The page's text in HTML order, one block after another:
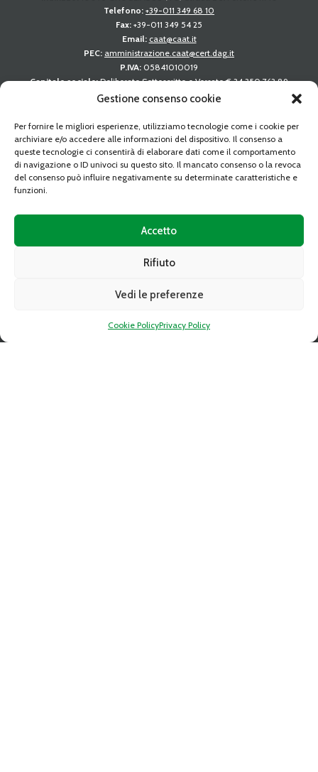
Gestione consenso cookie
Per fornire le migliori esperienze, utilizziamo tecnologie come i cookie per
archiviare e/o accedere alle informazioni del dispositivo. Il consenso a
queste tecnologie ci consentirà di elaborare dati come il comportamento
di navigazione o ID univoci su questo sito. Il mancato consenso o la revoca
del consenso può influire negativamente su determinate caratteristiche e
funzioni.
Accetto
Rifiuto
Vedi le preferenze
Cookie PolicyPrivacy Policy
Telefono: +39-011 349 68 10
Fax: +39-011 349 54 25
Email: caat@caat.it
PEC: amministrazione.caat@cert.dag.it
P.IVA: 05841010019
Capitale sociale:Deliberato Sottoscritto e Versato € 34.350.763,89
C.C.I.A.A. REA 739122 TORINO
LINK RAPIDI
Gare d’appalto
Altre procedure
Modulistica
Regolamenti
Albo fornitori del CAAT
Recapito fatture elettroniche